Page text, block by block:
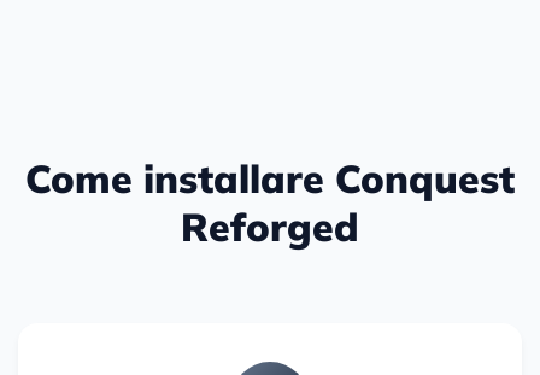
Come installare Conquest
Reforged